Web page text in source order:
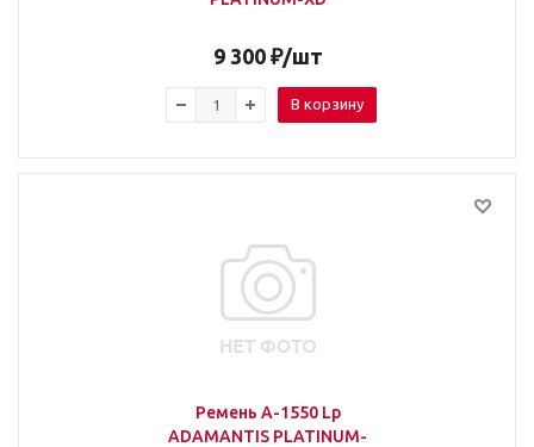
9 300₽/шт
В корзину
Ремень А-1550 Lp
ADAMANTIS PLATINUM-